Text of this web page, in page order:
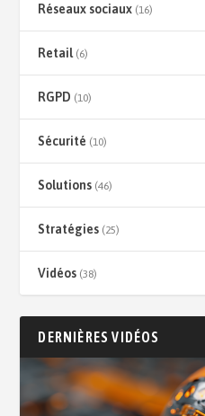
Réseaux sociaux (16)
Retail(6)
RGPD (10)
Sécurité (10)
Solutions (46)
Stratégies (25)
Vidéos (38)
DERNIÈRES VIDÉOS